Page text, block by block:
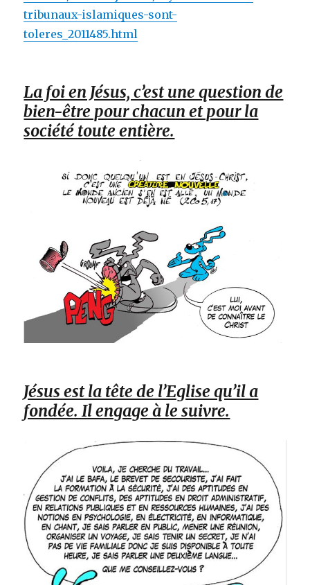
tribunaux-islamiques-sont-
toleres_2011485.html
La foi en Jésus, c’est une question de
bien-être pour chacun et pour la
société toute entière.
Jésus est la tête de l’Eglise qu’il a
fondée. Il engage à le suivre.